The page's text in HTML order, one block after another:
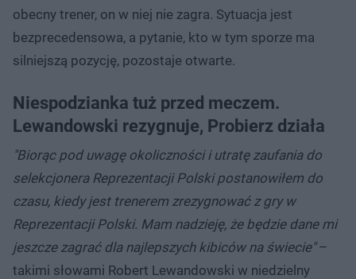
obecny trener, on w niej nie zagra. Sytuacja jest
bezprecedensowa, a pytanie, kto w tym sporze ma
silniejszą pozycję, pozostaje otwarte.
Niespodzianka tuż przed meczem.
Lewandowski rezygnuje, Probierz działa
"Biorąc pod uwagę okoliczności i utratę zaufania do
selekcjonera Reprezentacji Polski postanowiłem do
czasu, kiedy jest trenerem zrezygnować z gry w
Reprezentacji Polski. Mam nadzieję, że będzie dane mi
jeszcze zagrać dla najlepszych kibiców na świecie"–
takimi słowami Robert Lewandowski w niedzielny